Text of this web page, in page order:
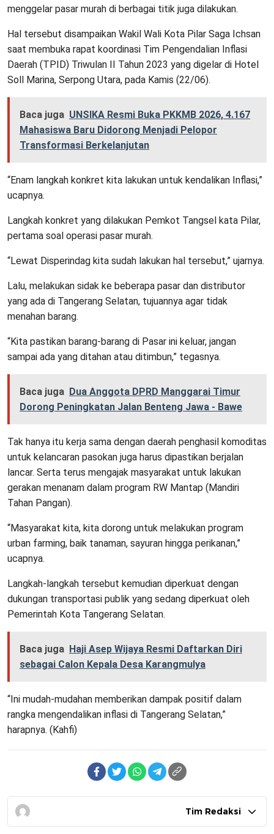
menggelar pasar murah di berbagai titik juga dilakukan.
Hal tersebut disampaikan Wakil Wali Kota Pilar Saga Ichsan
saat membuka rapat koordinasi Tim Pengendalian Inflasi
Daerah (TPID) Triwulan II Tahun 2023 yang digelar di Hotel
Soll Marina, Serpong Utara, pada Kamis (22/06).
Baca juga UNSIKA Resmi Buka PKKMB 2026, 4.167
Mahasiswa Baru Didorong Menjadi Pelopor
Transformasi Berkelanjutan
“Enam langkah konkret kita lakukan untuk kendalikan Inflasi,”
ucapnya.
Langkah konkret yang dilakukan Pemkot Tangsel kata Pilar,
pertama soal operasi pasar murah.
“Lewat Disperindag kita sudah lakukan hal tersebut,” ujarnya.
Lalu, melakukan sidak ke beberapa pasar dan distributor
yang ada di Tangerang Selatan, tujuannya agar tidak
menahan barang.
“Kita pastikan barang-barang di Pasar ini keluar, jangan
sampai ada yang ditahan atau ditimbun,” tegasnya.
Baca juga Dua Anggota DPRD Manggarai Timur
Dorong Peningkatan Jalan Benteng Jawa - Bawe
Tak hanya itu kerja sama dengan daerah penghasil komoditas
untuk kelancaran pasokan juga harus dipastikan berjalan
lancar. Serta terus mengajak masyarakat untuk lakukan
gerakan menanam dalam program RW Mantap (Mandiri
Tahan Pangan).
“Masyarakat kita, kita dorong untuk melakukan program
urban farming, baik tanaman, sayuran hingga perikanan,”
ucapnya.
Langkah-langkah tersebut kemudian diperkuat dengan
dukungan transportasi publik yang sedang diperkuat oleh
Pemerintah Kota Tangerang Selatan.
Baca juga Haji Asep Wijaya Resmi Daftarkan Diri
sebagai Calon Kepala Desa Karangmulya
“Ini mudah-mudahan memberikan dampak positif dalam
rangka mengendalikan inflasi di Tangerang Selatan,”
harapnya. (Kahfi)
Tim Redaksi